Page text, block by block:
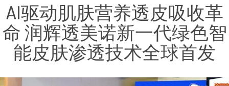
AI驱动肌肤营养透皮吸收革
命 润辉透美诺新一代绿色智
能皮肤渗透技术全球首发